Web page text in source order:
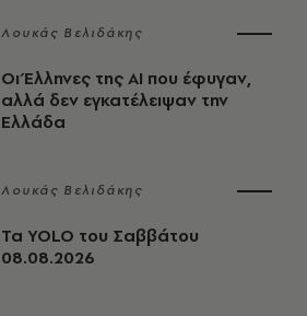
Λουκάς Βελιδάκης
Οι Έλληνες της ΑΙ που έφυγαν,
αλλά δεν εγκατέλειψαν την
Ελλάδα
Λουκάς Βελιδάκης
Τα YOLO του Σαββάτου
08.08.2026